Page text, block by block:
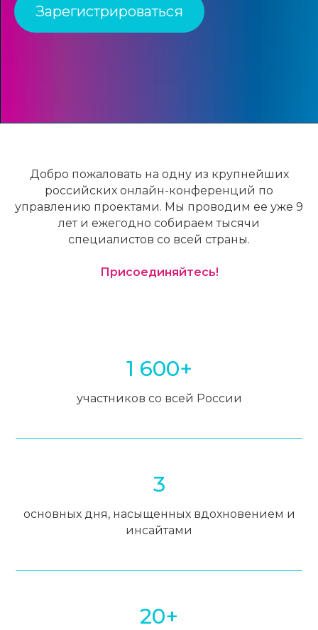
Зарегистрироваться
Добро пожаловать на одну из крупнейших
российских онлайн-конференций по
управлению проектами. Мы проводим ее уже 9
лет и ежегодно собираем тысячи
специалистов со всей страны.
Присоединяйтесь!
1 600+
участников со всей России
3
основных дня, насыщенных вдохновением и
инсайтами
20+